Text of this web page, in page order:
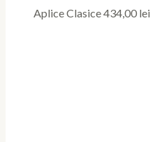
Aplice Clasice434,00 lei